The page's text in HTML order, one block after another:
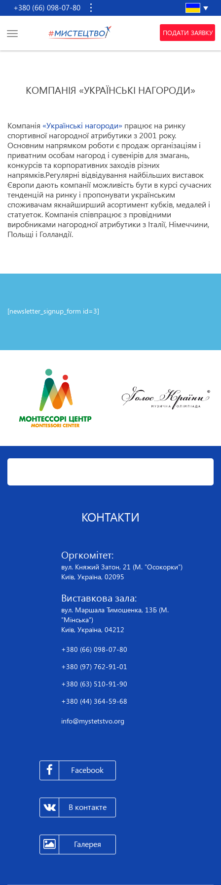
+380 (66) 098-07-80
ПОДАТИ ЗАЯВКУ
КОМПАНІЯ «УКРАЇНСЬКІ НАГОРОДИ»
Компанія «Українські нагороди» працює на ринку
спортивної нагородної атрибутики з 2001 року.
Основним напрямком роботи є продаж організаціям і
приватним особам нагород і сувенірів для змагань,
конкурсів та корпоративних заходів різних
напрямків.Регулярні відвідування найбільших виставок
Європи дають компанії можливість бути в курсі сучасних
тенденцій на ринку і пропонувати українським
споживачам якнайширший асортимент кубків, медалей і
статуеток. Компанія співпрацює з провідними
виробниками нагородної атрибутики з Італії, Німеччини,
Польщі і Голландії.
[newsletter_signup_form id=3]
КОНТАКТИ
Оргкомітет:
вул. Княжий Затон, 21 (М. "Осокорки")
Київ, Україна, 02095
Виставкова зала:
вул. Маршала Тимошенка, 13Б (М.
"Мінська")
Київ, Україна, 04212
+380 (66) 098-07-80
+380 (97) 762-91-01
+380 (63) 510-91-90
+380 (44) 364-59-68
info@mystetstvo.org
Facebook
В контакте
Галерея